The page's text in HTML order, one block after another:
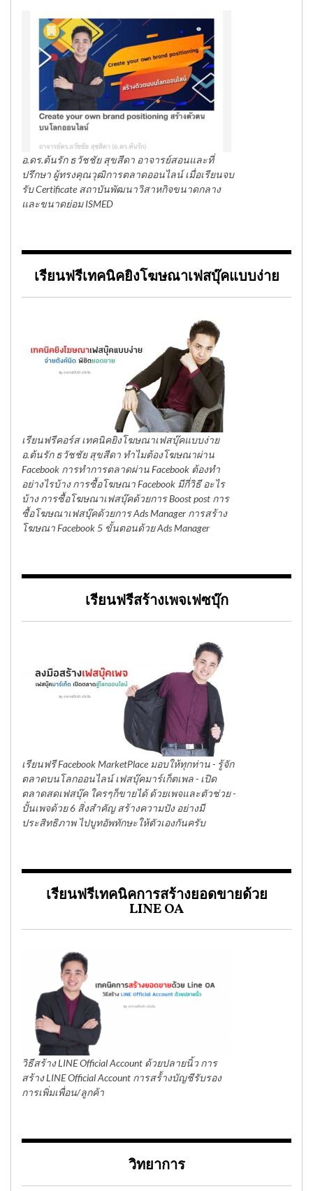
อ.ดร.ต้นรัก ธวัชชัย สุขสีดา อาจารย์สอนและที่
ปรึกษา ผู้ทรงคุณวุฒิการตลาดออนไลน์ เมื่อเรียนจบ
รับ Certificate สถาบันพัฒนาวิสาหกิจขนาดกลาง
และขนาดย่อม ISMED
เรียนฟรีเทคนิคยิงโฆษณาเฟสบุ๊คแบบง่าย
เรียนฟรีคอร์ส เทคนิคยิงโฆษณาเฟสบุ๊คแบบง่าย
อ.ต้นรัก ธวัชชัย สุขสีดา ทำไมต้องโฆษณาผ่าน
Facebook การทำการตลาดผ่าน Facebook ต้องทำ
อย่างไรบ้าง การซื้อโฆษณา Facebook มีกี่วิธี อะไร
บ้าง การซื้อโฆษณาเฟสบุ๊คด้วยการ Boost post การ
ซื้อโฆษณาเฟสบุ๊คด้วยการ Ads Manager การสร้าง
โฆษณา Facebook 5 ขั้นตอนด้วย Ads Manager
เรียนฟรีสร้างเพจเฟซบุ๊ก
เรียนฟรี Facebook MarketPlace มอบให้ทุกท่าน - รู้จัก
ตลาดบนโลกออนไลน์ เฟสบุ๊คมาร์เก็ตเพล - เปิด
ตลาดสดเฟสบุ๊ค ใครๆก็ขายได้ ด้วยเพจและตัวช่วย -
ปั้นเพจด้วย 6 สิ่งสำคัญ สร้างความปัง อย่างมี
ประสิทธิภาพ ไปบูทอัพทักษะให้ตัวเองกันครับ
เรียนฟรีเทคนิคการสร้างยอดขายด้วย
LINE OA
วิธีสร้าง LINE Official Account ด้วยปลายนิ้ว การ
สร้าง LINE Official Account การสร้้างบัญชีรับรอง
การเพิ่มเพื่อน/ลูกค้า
วิทยาการ